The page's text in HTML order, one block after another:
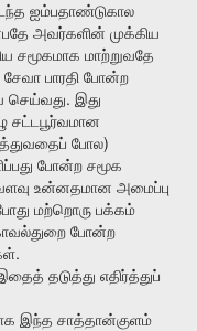
ஐம்பதாண்டுகால
அவர்களின் முக்கிய
சமூகமாக மாற்றுவதே
சேவா பாரதி போன்ற
செய்வது. இது
சட்டபூர்வமான
போல)
போன்ற சமூக
உன்னதமான அமைப்பு
மற்றொரு பக்கம்
போன்ற
.
தடுத்து எதிர்த்துப்
இந்த சாத்தான்குளம்